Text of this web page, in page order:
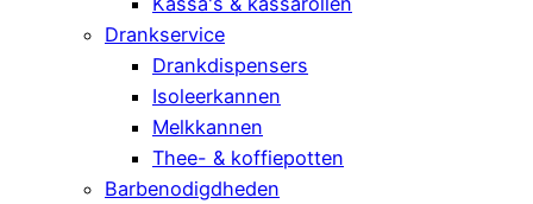
Drankservice
Drankdispensers
Isoleerkannen
Melkkannen
Thee- & koffiepotten
Barbenodigdheden